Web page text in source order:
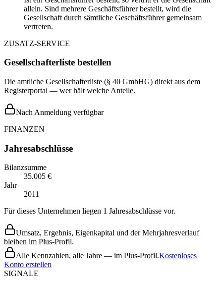
allein. Sind mehrere Geschäftsführer bestellt, wird die
Gesellschaft durch sämtliche Geschäftsführer gemeinsam
vertreten.
ZUSATZ-SERVICE
Gesellschafterliste bestellen
Die amtliche Gesellschafterliste (§ 40 GmbHG) direkt aus dem
Registerportal — wer hält welche Anteile.
Nach Anmeldung verfügbar
FINANZEN
Jahresabschlüsse
Bilanzsumme
35.005 €
Jahr
2011
Für dieses Unternehmen liegen 1 Jahresabschlüsse vor.
Umsatz, Ergebnis, Eigenkapital und der Mehrjahresverlauf
bleiben im Plus-Profil.
Alle Kennzahlen, alle Jahre — im Plus-Profil.Kostenloses
Konto erstellen
SIGNALE